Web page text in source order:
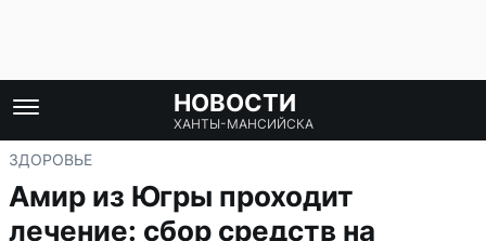
НОВОСТИ
ХАНТЫ-МАНСИЙСКА
ЗДОРОВЬЕ
Амир из Югры проходит
лечение: сбор средств на